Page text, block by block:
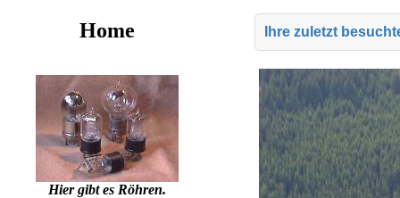
Home
Hier gibt es Röhren.
Ihre zuletzt